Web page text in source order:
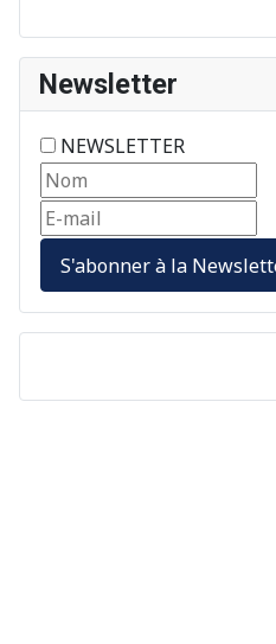
Newsletter
NEWSLETTER